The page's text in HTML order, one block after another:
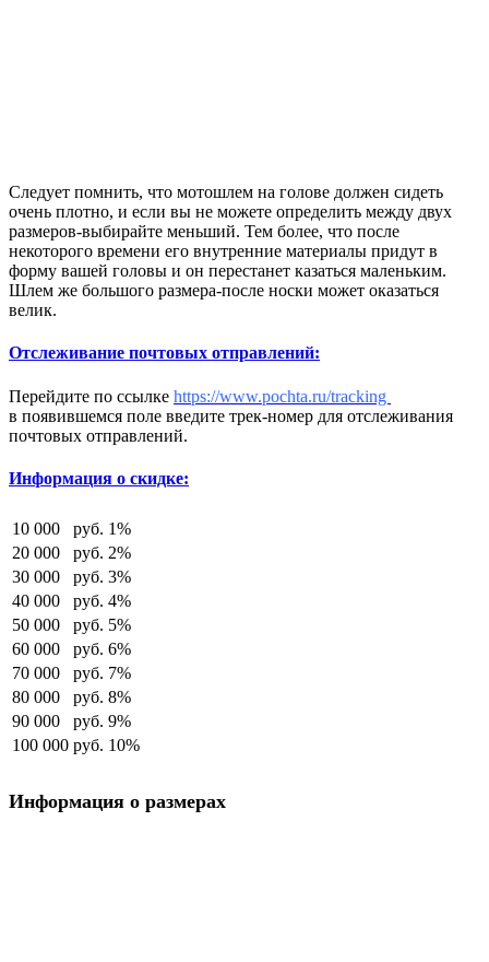
Следует помнить, что мотошлем на голове должен сидеть
очень плотно, и если вы не можете определить между двух
размеров-выбирайте меньший. Тем более, что после
некоторого времени его внутренние материалы придут в
форму вашей головы и он перестанет казаться маленьким.
Шлем же большого размера-после носки может оказаться
велик.
Отслеживание почтовых отправлений:
Перейдите по ссылке https://www.pochta.ru/tracking
в появившемся поле введите трек-номер для отслеживания
почтовых отправлений.
Информация о скидке:
10 000 руб. 1%
20 000
руб. 2%
30 000
руб. 3%
40 000
руб. 4%
50 000
руб. 5%
60 000
руб. 6%
70 000
руб. 7%
80 000
руб. 8%
90 000
руб. 9%
100 000 руб. 10%
Информация о размерах